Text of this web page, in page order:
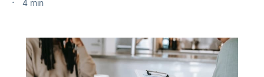
4 min